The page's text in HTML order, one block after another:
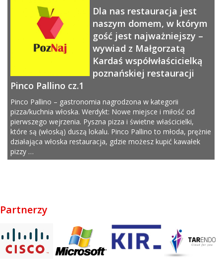
Dla nas restauracja jest
naszym domem, w którym
gość jest najważniejszy –
wywiad z Małgorzatą
Kardaś współwłaścicielką
poznańskiej restauracji
Pinco Pallino cz.1
Pinco Pallino – gastronomia nagrodzona w kategorii
pizza/kuchnia włoska. Werdykt: Nowe miejsce i miłość od
pierwszego wejrzenia. Pyszna pizza i świetne właścicielki,
które są (włoską) duszą lokalu. Pinco Pallino to młoda, prężnie
działająca włoska restauracja, gdzie możesz kupić kawałek
pizzy …
Partnerzy